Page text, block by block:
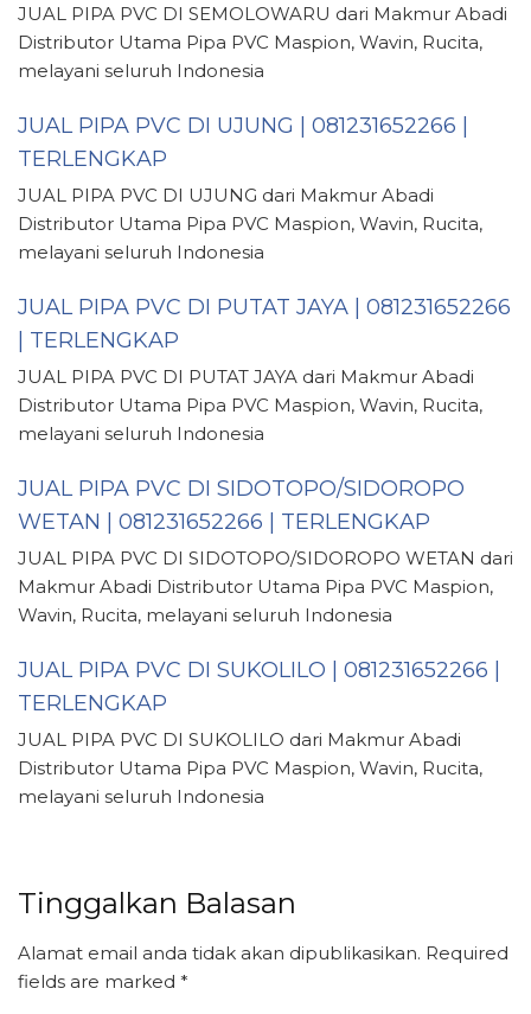
JUAL PIPA PVC DI SEMOLOWARU dari Makmur Abadi
Distributor Utama Pipa PVC Maspion, Wavin, Rucita,
melayani seluruh Indonesia
JUAL PIPA PVC DI UJUNG | 081231652266 |
TERLENGKAP
JUAL PIPA PVC DI UJUNG dari Makmur Abadi
Distributor Utama Pipa PVC Maspion, Wavin, Rucita,
melayani seluruh Indonesia
JUAL PIPA PVC DI PUTAT JAYA | 081231652266
| TERLENGKAP
JUAL PIPA PVC DI PUTAT JAYA dari Makmur Abadi
Distributor Utama Pipa PVC Maspion, Wavin, Rucita,
melayani seluruh Indonesia
JUAL PIPA PVC DI SIDOTOPO/SIDOROPO
WETAN | 081231652266 | TERLENGKAP
JUAL PIPA PVC DI SIDOTOPO/SIDOROPO WETAN dari
Makmur Abadi Distributor Utama Pipa PVC Maspion,
Wavin, Rucita, melayani seluruh Indonesia
JUAL PIPA PVC DI SUKOLILO | 081231652266 |
TERLENGKAP
JUAL PIPA PVC DI SUKOLILO dari Makmur Abadi
Distributor Utama Pipa PVC Maspion, Wavin, Rucita,
melayani seluruh Indonesia
Tinggalkan Balasan
Alamat email anda tidak akan dipublikasikan. Required
fields are marked *